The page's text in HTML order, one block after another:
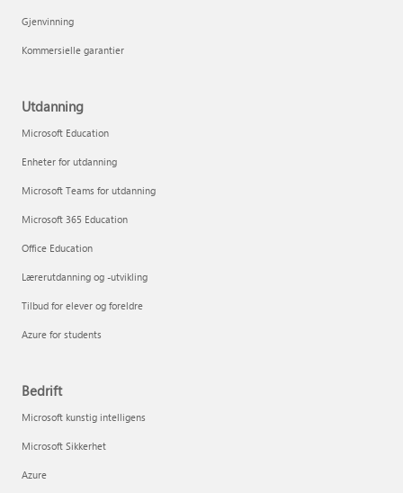
Gjenvinning
Kommersielle garantier
Utdanning
Microsoft Education
Enheter for utdanning
Microsoft Teams for utdanning
Microsoft 365 Education
Office Education
Lærerutdanning og -utvikling
Tilbud for elever og foreldre
Azure for students
Bedrift
Microsoft kunstig intelligens
Microsoft Sikkerhet
Azure